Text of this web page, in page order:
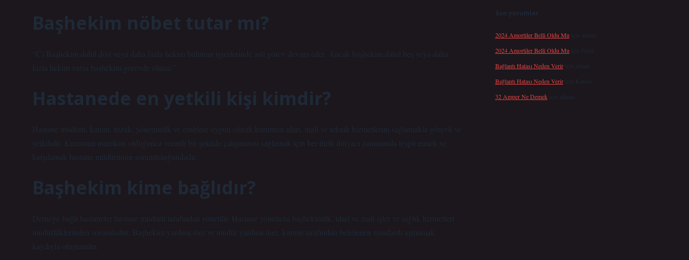
Başhekim nöbet tutar mı?
“C) Başhekim dahil dört veya daha fazla hekim bulunan işyerlerinde asli görev devam eder. Ancak başhekim dahil beş veya daha
fazla hekim varsa başhekim görevde olmaz.”
Hastanede en yetkili kişi kimdir?
Hastane müdürü, kanun, tüzük, yönetmelik ve emirlere uygun olarak kurumun idari, mali ve teknik hizmetlerini sağlamakla görevli ve
yetkilidir. Kurumun mümkün olduğunca verimli bir şekilde çalışmasını sağlamak için her türlü ihtiyacı zamanında tespit etmek ve
karşılamak hastane müdürünün sorumluluğundadır.
Başhekim kime bağlıdır?
Derneğe bağlı hastaneler hastane müdürü tarafından yönetilir. Hastane yöneticisi başhekimlik, idari ve mali işler ve sağlık hizmetleri
müdürlüklerinden sorumludur. Başhekim yardımcıları ve müdür yardımcıları, kurum tarafından belirlenen standardı aşmamak
kaydıyla oluşturulur.
Son yorumlar
2024 Amortiler Belli Oldu Mu için
admin
2024 Amortiler Belli Oldu Mu için Emel
Bağlantı Hatası Neden Veririçin
admin
Bağlantı Hatası Neden Veririçin Kerem
32 Amper Ne Demekiçin admin